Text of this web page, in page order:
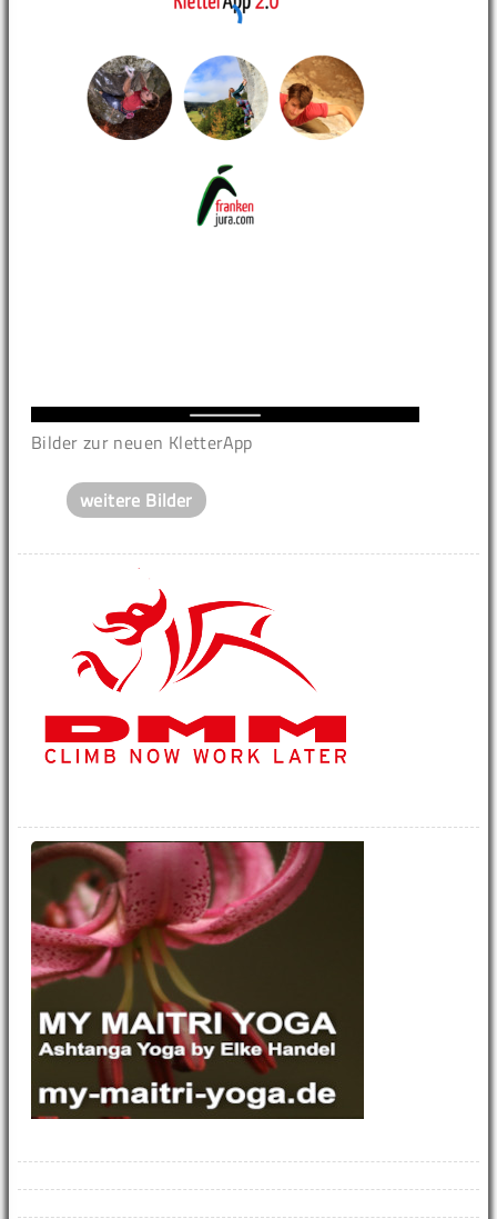
Bilder zur neuen KletterApp
weitere Bilder